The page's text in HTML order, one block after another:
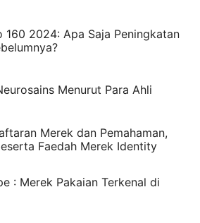
160 2024: Apa Saja Peningkatan
Menurut Para Ahli
Merek dan Pemahaman,
Faedah Merek Identity
: Merek Pakaian Terkenal di